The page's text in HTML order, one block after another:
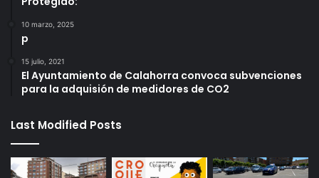
10 marzo, 2025
p
15 julio, 2021
El Ayuntamiento de Calahorra convoca subvenciones
para la adquisión de medidores de CO2
Last Modified Posts